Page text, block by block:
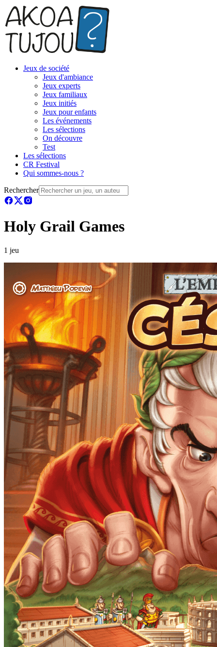
Jeux de société
Jeux d'ambiance
Jeux experts
Jeux familiaux
Jeux initiés
Jeux pour enfants
Les événements
Les sélections
On découvre
Test
Les sélections
CR Festival
Qui sommes-nous ?
Rechercher
Holy Grail Games
1 jeu